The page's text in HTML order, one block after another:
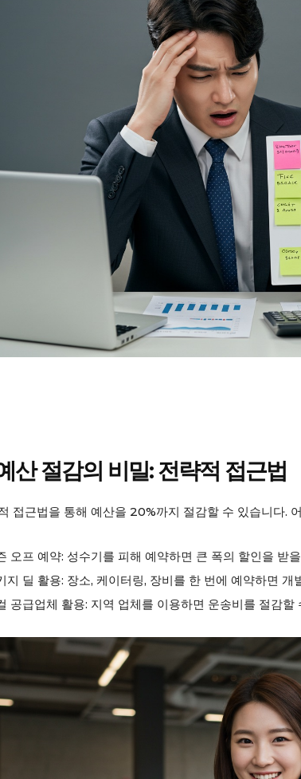
GB leader
산 절감의 비밀: 전략적 접근법
접근법을 통해 예산을 20%까지 절감할 수 있습니다.
오프 예약: 성수기를 피해 예약하면 큰 폭의 할인을 받
지 딜 활용: 장소, 케이터링, 장비를 한 번에 예약하면 개
공급업체 활용: 지역 업체를 이용하면 운송비를 절감할